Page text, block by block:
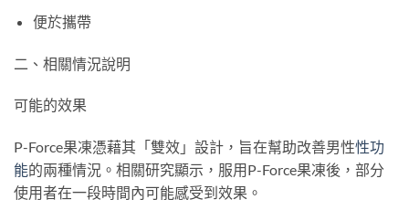
便於攜帶
二、相關情況說明
可能的效果
P-Force果凍憑藉其「雙效」設計，旨在幫助改善男性性功
能的兩種情況。相關研究顯示，服用P-Force果凍後，部分
使用者在一段時間內可能感受到效果。